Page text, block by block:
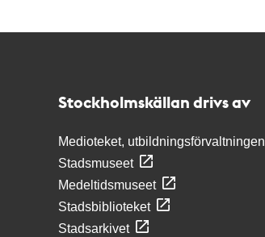
Stockholmskällan drivs av
Medioteket, utbildningsförvaltningen
Stadsmuseet
Medeltidsmuseet
Stadsbiblioteket
Stadsarkivet